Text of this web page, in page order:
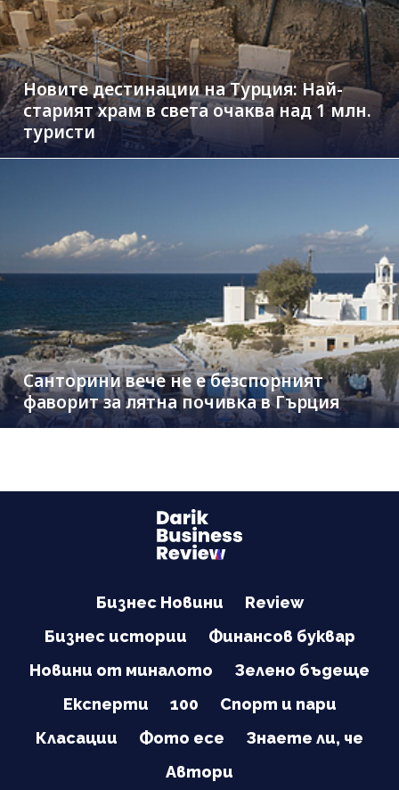
Новите дестинации на Турция: Най-
старият храм в света очаква над 1 млн.
туристи
Санторини вече не е безспорният
фаворит за лятна почивка в Гърция
Бизнес Новини
Review
Бизнес истории
Финансов буквар
Новини от миналото
Зелено бъдеще
Експерти
100
Спорт и пари
Класации
Фото есе
Знаете ли, че
Автори